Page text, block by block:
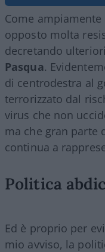
Come ampiamente
opposto molta
decretando
Pasqua.
di centrodestra al
terrorizzato dal
virus che non
ma che gran parte
continua a
Politica
Ed è proprio per
mio avviso, la